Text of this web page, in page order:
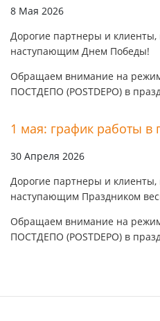
8 Мая 2026
Дорогие партнеры и клиенты,
наступающим Днем Победы!
Обращаем внимание на
ПОСТДЕПО (POSTDEPO) в
1 мая: график работы в
30 Апреля 2026
Дорогие партнеры и клиенты,
наступающим Праздником
Обращаем внимание на
ПОСТДЕПО (POSTDEPO) в